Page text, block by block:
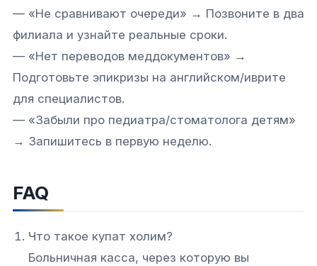
— «Не сравнивают очереди» → Позвоните в два
филиала и узнайте реальные сроки.
— «Нет переводов меддокументов» →
Подготовьте эпикризы на английском/иврите
для специалистов.
— «Забыли про педиатра/стоматолога детям»
→ Запишитесь в первую неделю.
FAQ
Что такое купат холим?
Больничная касса, через которую вы